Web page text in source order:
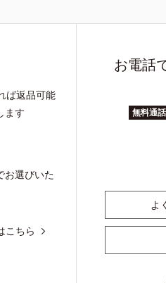
ば返品可能
ます
お選びいた
こちら
お電話
無料通話
よ